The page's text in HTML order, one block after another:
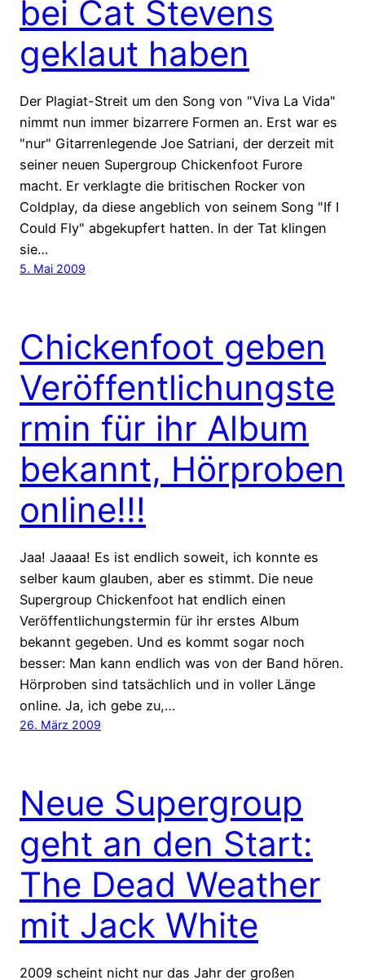
bei Cat Stevens
geklaut haben
Der Plagiat-Streit um den Song von "Viva La Vida"
nimmt nun immer bizarrere Formen an. Erst war es
"nur" Gitarrenlegende Joe Satriani, der derzeit mit
seiner neuen Supergroup Chickenfoot Furore
macht. Er verklagte die britischen Rocker von
Coldplay, da diese angeblich von seinem Song "If I
Could Fly" abgekupfert hatten. In der Tat klingen
sie…
5. Mai 2009
Chickenfoot geben
Veröffentlichungste
rmin für ihr Album
bekannt, Hörproben
online!!!
Jaa! Jaaaa! Es ist endlich soweit, ich konnte es
selber kaum glauben, aber es stimmt. Die neue
Supergroup Chickenfoot hat endlich einen
Veröffentlichungstermin für ihr erstes Album
bekannt gegeben. Und es kommt sogar noch
besser: Man kann endlich was von der Band hören.
Hörproben sind tatsächlich und in voller Länge
online. Ja, ich gebe zu,…
26. März 2009
Neue Supergroup
geht an den Start:
The Dead Weather
mit Jack White
2009 scheint nicht nur das Jahr der großen